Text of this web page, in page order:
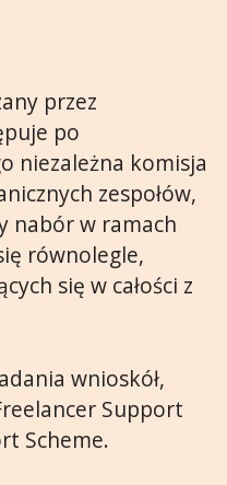
przez
po
niezależna komisja
zespołów,
nabór w ramach
równolegle,
się w całości z
wnioskół,
Support
Scheme.